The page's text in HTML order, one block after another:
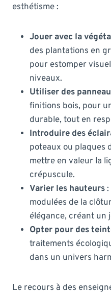
esthétisme :
Jouer avec la
des plantations en
pour estomper
niveaux.
Utiliser des
finitions bois, pour
durable, tout en
Introduire des
poteaux ou plaques
mettre en valeur la
crépuscule.
Varier les hauteurs
modulées de la
élégance, créant un
Opter pour des
traitements
dans un univers
Le recours à des